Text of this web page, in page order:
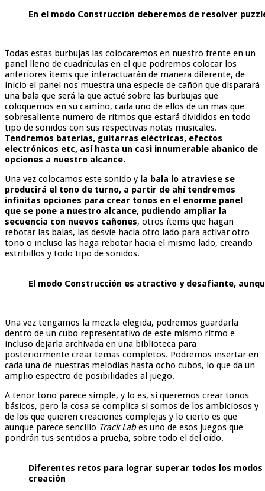
En el modo Construcción deberemos de resolver
Todas estas burbujas las colocaremos en nuestro frente en un
panel lleno de cuadrículas en el que podremos colocar los
anteriores ítems que interactuarán de manera diferente, de
inicio el panel nos muestra una especie de cañón que disparará
una bala que será la que actué sobre las burbujas que
coloquemos en su camino, cada uno de ellos de un mas que
sobresaliente numero de ritmos que estará divididos en todo
tipo de sonidos con sus respectivas notas musicales.
Tendremos baterías, guitarras eléctricas, efectos
electrónicos etc, así hasta un casi innumerable abanico de
opciones a nuestro alcance.
Una vez colocamos este sonido y la bala lo atraviese se
producirá el tono de turno, a partir de ahí tendremos
infinitas opciones para crear tonos en el enorme panel
que se pone a nuestro alcance, pudiendo ampliar la
secuencia con nuevos cañones, otros ítems que hagan
rebotar las balas, las desvíe hacia otro lado para activar otro
tono o incluso las haga rebotar hacia el mismo lado, creando
estribillos y todo tipo de sonidos.
El modo Construcción es atractivo y desafiante,
Una vez tengamos la mezcla elegida, podremos guardarla
dentro de un cubo representativo de este mismo ritmo e
incluso dejarla archivada en una biblioteca para
posteriormente crear temas completos. Podremos insertar en
cada una de nuestras melodías hasta ocho cubos, lo que da un
amplio espectro de posibilidades al juego.
A tenor tono parece simple, y lo es, si queremos crear tonos
básicos, pero la cosa se complica si somos de los ambiciosos y
de los que quieren creaciones complejas y lo cierto es que
aunque parece sencillo Track Labes uno de esos juegos que
pondrán tus sentidos a prueba, sobre todo el del oído.
Diferentes retos para lograr superar todos los
creación